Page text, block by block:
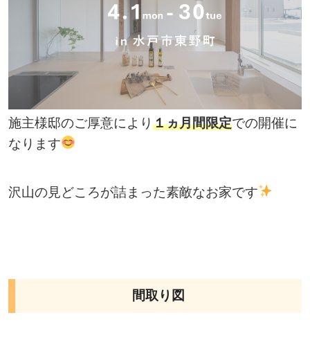
施主様邸のご厚意により１ヵ月間限定での開催に
なります
沢山の見どころが詰まった素敵なお家です
間取り図